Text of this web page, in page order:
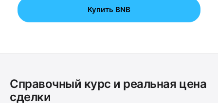
Купить BNB
Справочный курс и реальная цена
сделки